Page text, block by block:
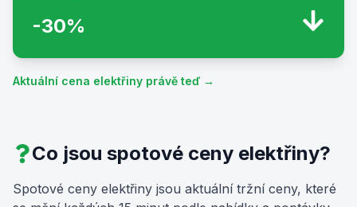
-30%
Aktuální cena elektřiny právě teď →
Co jsou spotové ceny elektřiny?
Spotové ceny elektřiny jsou aktuální tržní ceny, které